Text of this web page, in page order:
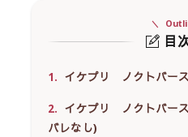
目
1. イケプリ ノクトバー
2. イケプリ ノクトバー
バレなし)